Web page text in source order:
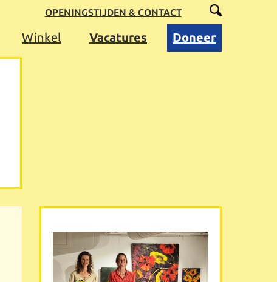
OPENINGSTIJDEN & CONTACT
Winkel Vacatures Doneer